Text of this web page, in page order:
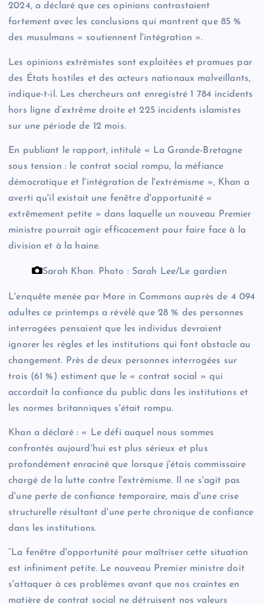
2024, a déclaré que ces opinions contrastaient
fortement avec les conclusions qui montrent que 85 %
des musulmans « soutiennent l'intégration ».
Les opinions extrémistes sont exploitées et promues par
des États hostiles et des acteurs nationaux malveillants,
indique-t-il. Les chercheurs ont enregistré 1 784 incidents
hors ligne d’extrême droite et 225 incidents islamistes
sur une période de 12 mois.
En publiant le rapport, intitulé « La Grande-Bretagne
sous tension : le contrat social rompu, la méfiance
démocratique et l'intégration de l'extrémisme », Khan a
averti qu'il existait une fenêtre d'opportunité «
extrêmement petite » dans laquelle un nouveau Premier
ministre pourrait agir efficacement pour faire face à la
division et à la haine.
Sarah Khan. Photo : Sarah Lee/Le gardien
L'enquête menée par More in Commons auprès de 4 094
adultes ce printemps a révélé que 28 % des personnes
interrogées pensaient que les individus devraient
ignorer les règles et les institutions qui font obstacle au
changement. Près de deux personnes interrogées sur
trois (61 %) estiment que le « contrat social » qui
accordait la confiance du public dans les institutions et
les normes britanniques s'était rompu.
Khan a déclaré : « Le défi auquel nous sommes
confrontés aujourd'hui est plus sérieux et plus
profondément enraciné que lorsque j'étais commissaire
chargé de la lutte contre l'extrémisme. Il ne s'agit pas
d'une perte de confiance temporaire, mais d'une crise
structurelle résultant d'une perte chronique de confiance
dans les institutions.
“La fenêtre d'opportunité pour maîtriser cette situation
est infiniment petite. Le nouveau Premier ministre doit
s'attaquer à ces problèmes avant que nos craintes en
matière de contrat social ne détruisent nos valeurs